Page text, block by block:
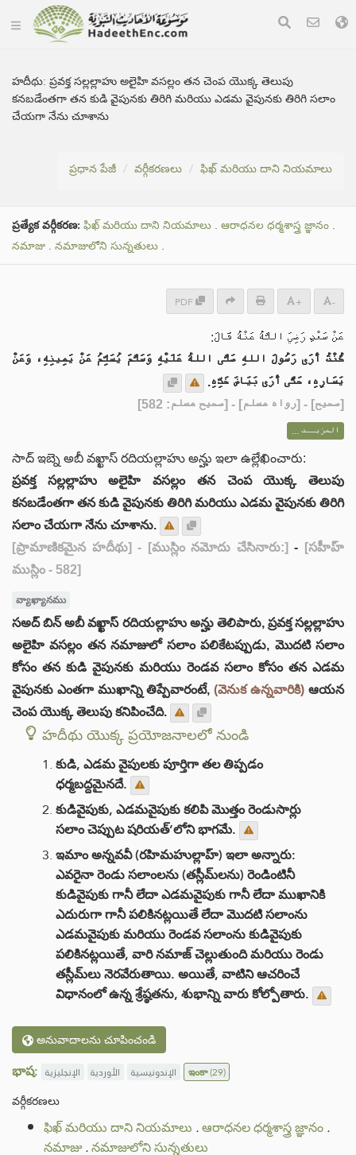
హదీథు:ప్రవక్త సల్లల్లాహు అలైహి వసల్లం తన చెంప యొక్క తెలుపు
కనబడేంతగా తన కుడి వైపునకు తిరిగి మరియు ఎడమ వైపునకు తిరిగి సలాం
చేయగా నేను చూశాను
ప్రధాన పేజీ వర్గీకరణలు ఫిఖ్ మరియు దాని నియమాలు
ప్రత్యేక వర్గీకరణ: ఫిఖ్ మరియు దాని నియమాలు . ఆరాధనల ధర్మశాస్త్ర జ్ఞానం .
నమాజు . నమాజులోని సున్నతులు .
PDF + -
عَنْ سَعْدٍ رَضِيَ اللَّهُ عَنْهُ قَالَ:
كُنْتُ أَرَى رَسُولَ اللهِ صَلَّى اللهُ عَلَيْهِ وَسَلَّمَ يُسَلِّمُ عَنْ يَمِينِهِ، وَعَنْ
يَسَارِهِ، حَتَّى أَرَى بَيَاضَ خَدِّهِ.
[صحيح] - [رواه مسلم] - [صحيح مسلم: 582]
المزيــد ...
సాద్ ఇబ్నె అబీ వఖ్ఖాస్ రదియల్లాహు అన్హు ఇలా ఉల్లేఖించారు:
ప్రవక్త సల్లల్లాహు అలైహి వసల్లం తన చెంప యొక్క తెలుపు
కనబడేంతగా తన కుడి వైపునకు తిరిగి మరియు ఎడమ వైపునకు తిరిగి
సలాం చేయగా నేను చూశాను.
[ప్రామాణికమైన హదీథు] - [ముస్లిం నమోదు చేసినారు:] -
[సహీహ్
ముస్లిం - 582]
వ్యాఖ్యానము
సఅద్ బిన్ అబీ వఖ్ఖాస్ రదియల్లాహు అన్హు తెలిపారు, ప్రవక్త సల్లల్లాహు
అలైహి వసల్లం తన నమాజులో సలాం పలికేటప్పుడు, మొదటి సలాం
కోసం తన కుడి వైపునకు మరియు రెండవ సలాం కోసం తన ఎడమ
వైపునకు ఎంతగా ముఖాన్ని తిప్పేవారంటే,(వెనుక ఉన్నవారికి) ఆయన
చెంప యొక్క తెలుపు కనిపించేది.
హదీథు యొక్క ప్రయోజనాలలో నుండి
కుడి, ఎడమ వైపులకు పూర్తిగా తల తిప్పడం
ధర్మబద్దమైనదే.
కుడివైపుకు, ఎడమవైపుకు కలిపి మొత్తం రెండుసార్లు
సలాం చెప్పుట షరియత్’లోని భాగమే.
ఇమాం అన్నవవీ (రహిమహుల్లాహ్) ఇలా అన్నారు:
ఎవరైనా రెండు సలాంలను (తస్లీమ్‌లను) రెండింటినీ
కుడివైపుకు గానీ లేదా ఎడమవైపుకు గానీ లేదా ముఖానికి
ఎదురుగా గానీ పలికినట్లయితే లేదా మొదటి సలాంను
ఎడమవైపుకు మరియు రెండవ సలాంను కుడివైపుకు
పలికినట్లయితే, వారి నమాజ్ చెల్లుతుంది మరియు రెండు
తస్లీమ్‌లు నెరవేరుతాయి. అయితే, వాటిని ఆచరించే
విధానంలో ఉన్న శ్రేష్ఠతను, శుభాన్ని వారు కోల్పోతారు.
అనువాదాలను చూపించండి
భాష: الإنجليزية الأوردية الإندونيسية ఇంకా(29)
వర్గీకరణలు
ఫిఖ్ మరియు దాని నియమాలు .ఆరాధనల ధర్మశాస్త్ర జ్ఞానం.
నమాజు.నమాజులోని సున్నతులు